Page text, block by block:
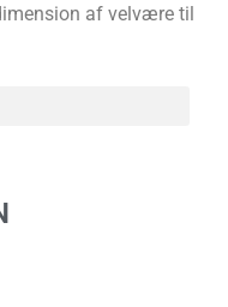
af velvære til